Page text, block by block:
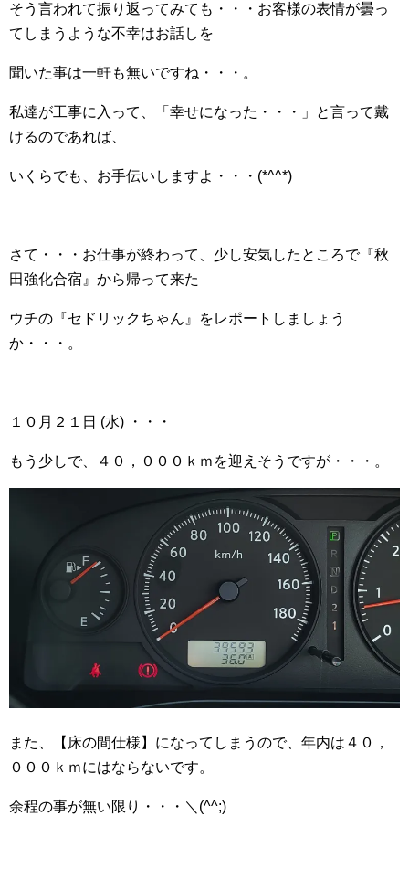
そう言われて振り返ってみても・・・お客様の表情が曇っ
てしまうような不幸はお話しを
聞いた事は一軒も無いですね・・・。
私達が工事に入って、「幸せになった・・・」と言って戴
けるのであれば、
いくらでも、お手伝いしますよ・・・(*^^*)
さて・・・お仕事が終わって、少し安気したところで『秋
田強化合宿』から帰って来た
ウチの『セドリックちゃん』をレポートしましょう
か・・・。
１０月２１日 (水) ・・・
もう少しで、４０，０００ｋｍを迎えそうですが・・・。
また、【床の間仕様】になってしまうので、年内は４０，
０００ｋｍにはならないです。
余程の事が無い限り・・・＼(^^;)ゞ